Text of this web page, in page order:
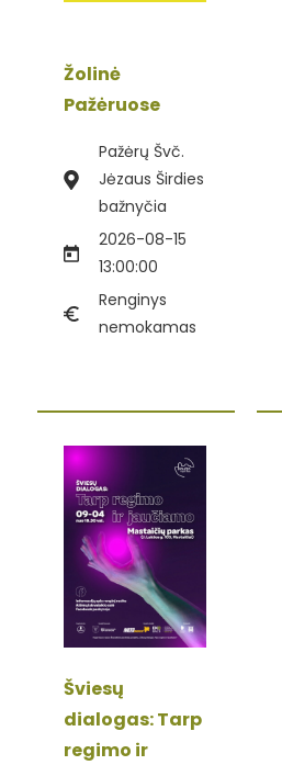
Žolinė
Pažėruose
Pažėrų Švč.
Jėzaus Širdies
bažnyčia
2026-08-15
13:00:00
Renginys
nemokamas
Šviesų
dialogas: Tarp
regimo ir